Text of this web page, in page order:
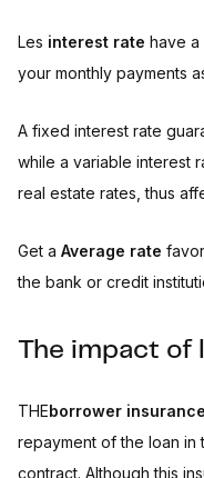
Les interest rate have a
your monthly payments
A fixed interest rate
while a variable interest
real estate rates, thus
Get a Average rate
the bank or credit
The impact of
THEborrower insurance
repayment of the loan in
contract. Although this